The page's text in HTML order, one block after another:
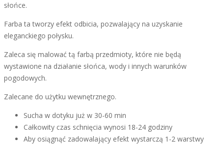
słońce.
Farba ta tworzy efekt odbicia, pozwalający na uzyskanie
eleganckiego połysku.
Zaleca się malować tą farbą przedmioty, które nie będą
wystawione na działanie słońca, wody i innych warunków
pogodowych.
Zalecane do użytku wewnętrznego.
Sucha w dotyku już w 30-60 min
Całkowity czas schnięcia wynosi 18-24 godziny
Aby osiągnąć zadowalający efekt wystarczą 1-2 warstwy